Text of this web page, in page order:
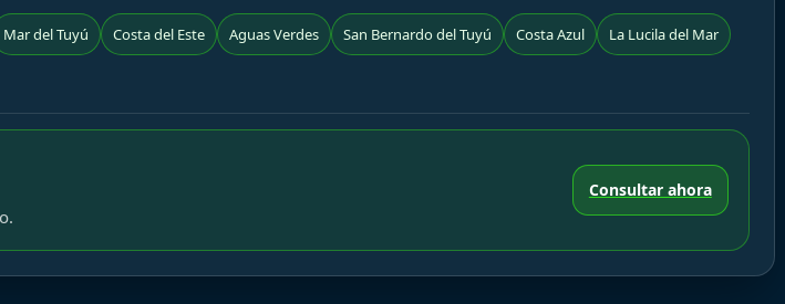
Mar del Tuyú Costa del Este Aguas Verdes San Bernardo del Tuyú Costa Azul La Lucila del Mar
Consultar ahora